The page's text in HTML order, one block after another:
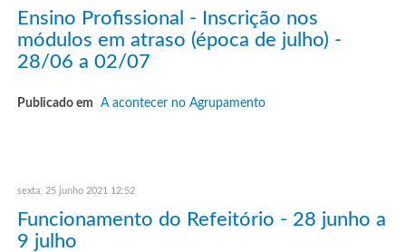
Ensino Profissional - Inscrição nos
módulos em atraso (época de julho) -
28/06 a 02/07
Publicado em A acontecer no Agrupamento
sexta, 25 junho 2021 12:52
Funcionamento do Refeitório - 28 junho a
9 julho